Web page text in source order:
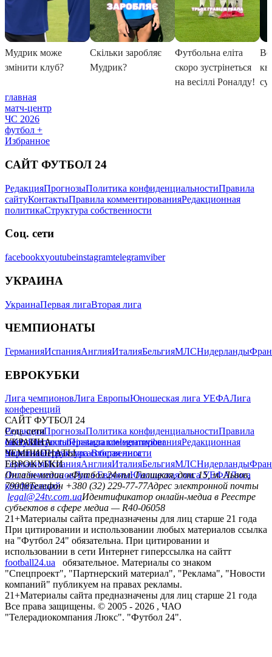
главная
матч-центр
ЧС 2026
футбол +
Избранное
САЙТ ФУТБОЛ 24
РедакцияПрогнозыПолитика конфиденциальностиПравила
сайтуКонтактыПравила комментированияРедакционная
политикаСтруктура собственности
Соц. сети
facebookxyoutubeinstagramtelegramviber
УКРАИНА
УкраинаПервая лигаВторая лига
ЧЕМПИОНАТЫ
ГерманияИспанияАнглияИталияБельгияМЛСНидерланды
ЕВРОКУБКИ
Лига чемпионовЛига ЕвропыЮношеская лига УЕФАЛига
конференций
САЙТ ФУТБОЛ 24
РедакцияПрогнозыПолитика конфиденциальностиПравила
сайтуКонтактыПравила комментированияРедакционная
политикаСтруктура собственности
Соц. сети
facebookxyoutubeinstagramtelegramviber
УКРАИНА
УкраинаПервая лигаВторая лига
ЧЕМПИОНАТЫ
ГерманияИспанияАнглияИталияБельгияМЛСНидерланды
ЕВРОКУБКИ
Лига чемпионовЛига ЕвропыЮношеская лига УЕФАЛига
конференций
Онлайн-медиа «Футбол 24»пл. Галицкая, дом. 15, м. Львов,
79008Телефон +380 (32) 229-77-77Адрес электронной почты
legal@24tv.com.uaИдентификатор онлайн-медиа в Реестре
субъектов в сфере медиа — R40-06058
21+Материалы сайта предназначены для лиц старше 21 года
При цитировании и использовании любых материалов ссылка
на "Футбол 24" обязательна. При цитировании и
использовании в сети Интернет гиперссылка на сайтт
football24.ua
обязательное. Материалы со знаком
"Спецпроект", "Партнерский материал", "Реклама", "Новости
компаний" публикуем на правах рекламы.
21+Материалы сайта предназначены для лиц старше 21 года
Все права защищены. © 2005 - 2026 , ЧАО
"Телерадиокомпания Люкс". "Футбол 24".